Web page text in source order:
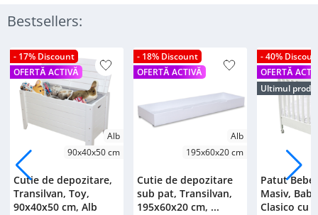
Bestsellers:
- 17% Discount
OFERTĂ ACTIVĂ
Alb
90x40x50 cm
Cutie de depozitare,
Transilvan, Toy,
90x40x50 cm, Alb
- 18% Discount
OFERTĂ ACTIVĂ
Alb
195x60x20 cm
Cutie de depozitare
sub pat, Transilvan,
195x60x20 cm, ...
- 40%
OFERTĂ
Ultimul
Patut
Masiv,
Clasico cu